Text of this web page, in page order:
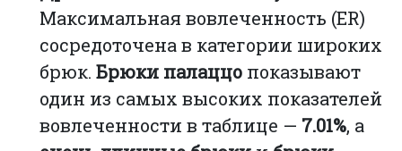
Максимальная вовлеченность (ER)
сосредоточена в категории широких
брюк. Брюки палаццо показывают
один из самых высоких показателей
вовлеченности в таблице — 7.01%, а